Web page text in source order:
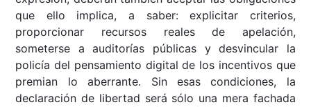
que ello implica, a saber: explicitar criterios,
proporcionar recursos reales de apelación,
someterse a auditorías públicas y desvincular la
policía del pensamiento digital de los incentivos que
premian lo aberrante. Sin esas condiciones, la
declaración de libertad será sólo una mera fachada